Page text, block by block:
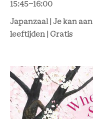
15:45-16:00
Japanzaal | Je kan
leeftijden | Gratis